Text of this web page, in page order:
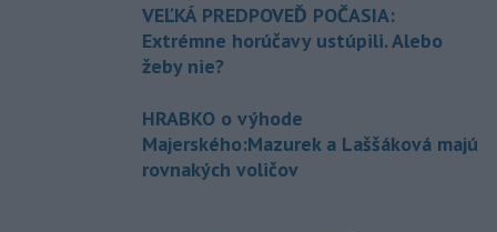
VEĽKÁ PREDPOVEĎ POČASIA:
Extrémne horúčavy ustúpili. Alebo
žeby nie?
HRABKO o výhode
Majerského:Mazurek a Laššáková majú
rovnakých voličov